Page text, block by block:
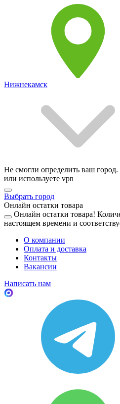
Нижнекамск
Не смогли определить ваш
или используете vpn
Выбрать город
Онлайн остатки товара
Онлайн остатки товара!
настоящем времени и
О компании
Оплата и доставка
Контакты
Вакансии
Написать нам